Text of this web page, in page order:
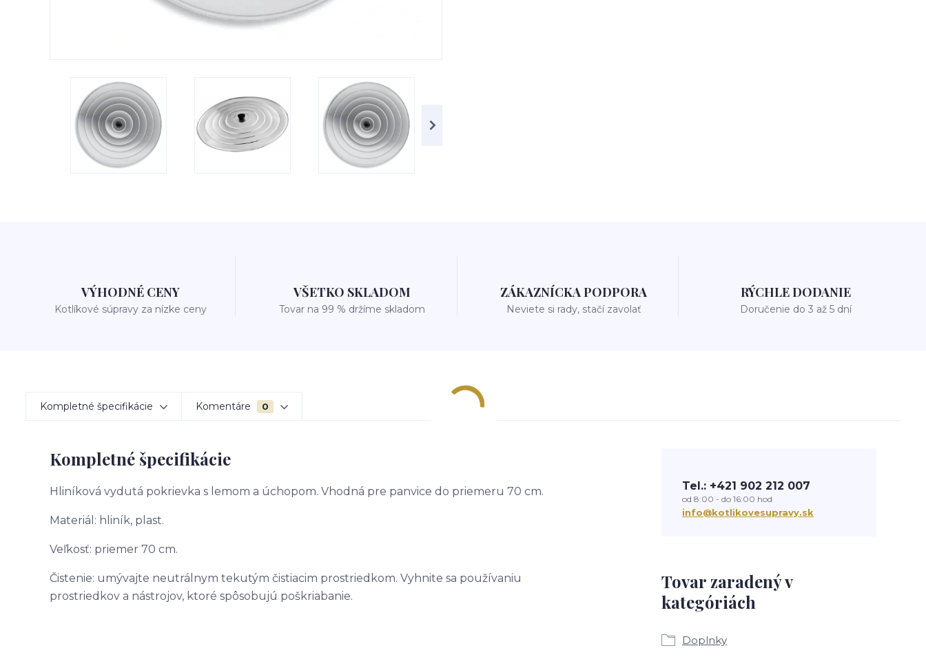
VÝHODNÉ CENY
Kotlíkové súpravy za nízke ceny
VŠETKO SKLADOM
Tovar na 99 % držíme skladom
ZÁKAZNÍCKA PODPORA
Neviete si rady, stačí zavolať
RÝCHLE DODANIE
Doručenie do 3 až 5 dní
Kompletné špecifikácie Komentáre 0
Kompletné špecifikácie
Hliníková vydutá pokrievka s lemom a úchopom. Vhodná pre panvice do priemeru 70 cm.
Materiál: hliník, plast.
Veľkosť: priemer 70 cm.
Čistenie: umývajte neutrálnym tekutým čistiacim prostriedkom. Vyhnite sa používaniu
prostriedkov a nástrojov, ktoré spôsobujú poškriabanie.
Tovar zaradený v
kategóriách
Doplnky
Tel.: +421 902 212 007
od 8:00 - do 16:00 hod
info@kotlikovesupravy.sk